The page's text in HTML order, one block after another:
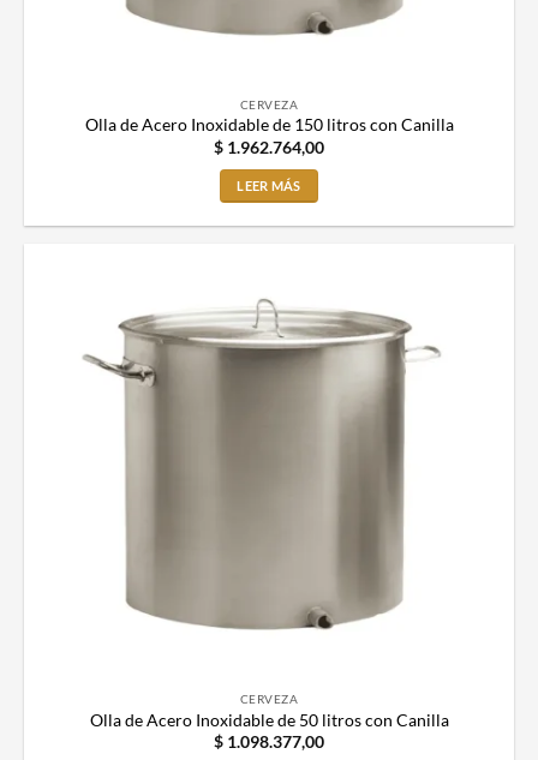
CERVEZA
Olla de Acero Inoxidable de 150 litros con Canilla
$ 1.962.764,00
LEER MÁS
CERVEZA
Olla de Acero Inoxidable de 50 litros con Canilla
$ 1.098.377,00